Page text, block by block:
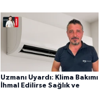
Uzmanı Uyardı: Klima Bakımı
İhmal Edilirse Sağlık ve